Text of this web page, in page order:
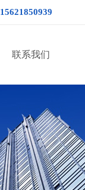
15621850939
联系我们